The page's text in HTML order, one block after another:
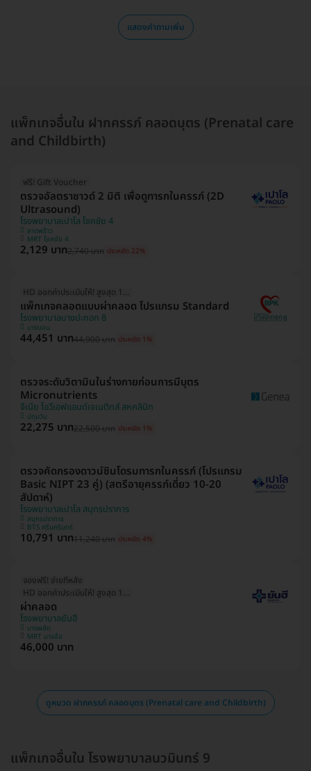
แสดงคำถามเพิ่ม
แพ็กเกจอื่นใน ฝากครรภ์ คลอดบุตร (Prenatal care
and Childbirth)
ฟรี! Gift Voucher
ตรวจอัลตราซาวด์ 2 มิติ เพื่อดูทารกในครรภ์ (2D
Ultrasound)
โรงพยาบาลเปาโล โชคชัย 4
ลาดพร้าว
MRT โชคชัย 4
2,129 บาท2,740 บาท ประหยัด 22%
HD ออกค่าประเมินให้! สูงสุด 1500 บ.
แพ็กเกจคลอดแบบผ่าคลอด โปรแกรม Standard
โรงพยาบาลบางปะกอก 8
บางบอน
44,451 บาท44,900 บาท ประหยัด 1%
ตรวจระดับวิตามินในร่างกายก่อนการมีบุตร
Micronutrients
จีเนีย ไอวีเอฟแอนด์เจเนติกส์ สหคลินิก
ปทุมวัน
22,275 บาท22,500 บาท ประหยัด 1%
ตรวจคัดกรองดาวน์ซินโดรมทารกในครรภ์ (โปรแกรม
Basic NIPT 23 คู่) (สตรีอายุครรภ์เดี่ยว 10-20
สัปดาห์)
โรงพยาบาลเปาโล สมุทรปราการ
สมุทรปราการ
BTS ศรีนครินทร์
10,791 บาท11,240 บาท ประหยัด 4%
จองฟรี! จ่ายทีหลัง
HD ออกค่าประเมินให้! สูงสุด 1500 บ.
ผ่าคลอด
โรงพยาบาลยันฮี
บางพลัด
MRT บางอ้อ
46,000 บาท
ดูหมวด ฝากครรภ์ คลอดบุตร (Prenatal care and Childbirth)
แพ็กเกจอื่นใน โรงพยาบาลนวมินทร์ 9